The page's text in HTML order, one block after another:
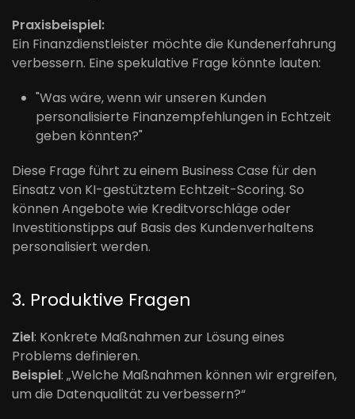
Praxisbeispiel:
Ein Finanzdienstleister möchte die Kundenerfahrung
verbessern. Eine spekulative Frage könnte lauten:
"Was wäre, wenn wir unseren Kunden
personalisierte Finanzempfehlungen in Echtzeit
geben könnten?"
Diese Frage führt zu einem Business Case für den
Einsatz von KI-gestütztem Echtzeit-Scoring. So
können Angebote wie Kreditvorschläge oder
Investitionstipps auf Basis des Kundenverhaltens
personalisiert werden.
3. Produktive Fragen
Ziel: Konkrete Maßnahmen zur Lösung eines
Problems definieren.
Beispiel: „Welche Maßnahmen können wir ergreifen,
um die Datenqualität zu verbessern?“